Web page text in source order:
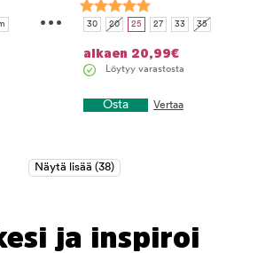
... 30 20 25 27 33 35
alkaen 20,99€
Löytyy varastosta
Osta Vertaa
ja inspiroi